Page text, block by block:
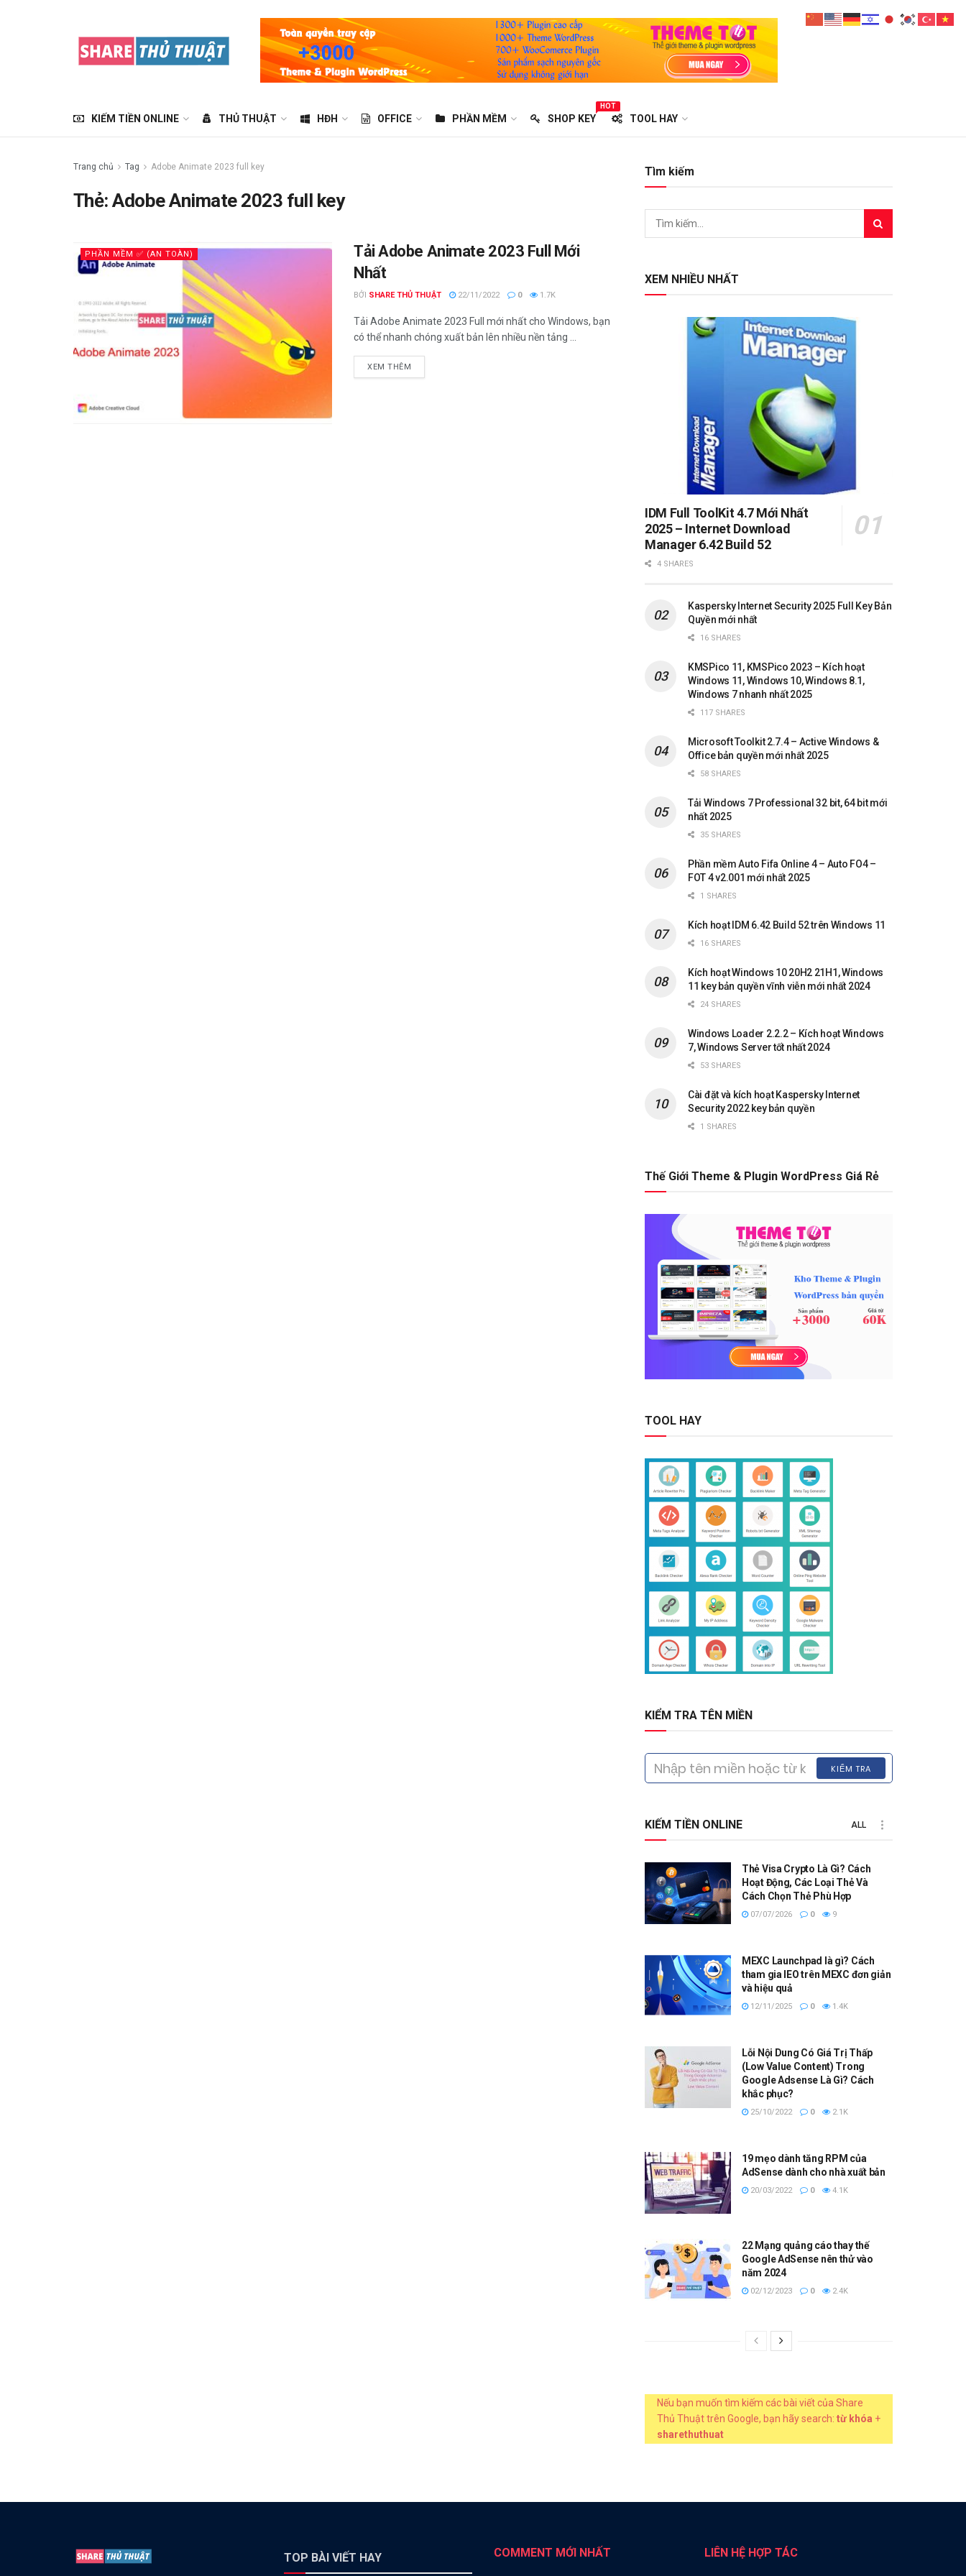
KIẾM TIỀN ONLINE THỦ THUẬT HĐH OFFICE PHẦN MỀM SHOP KEY
HOT
TOOL HAY
Trang chủ Tag Adobe Animate 2023 full key
Thẻ:Adobe Animate 2023 full key
PHẦN MỀM ✅ (AN TOÀN)
Tải Adobe Animate 2023 Full Mới
Nhất
BỞI SHARE THỦ THUẬT 22/11/2022 0 1.7K
Tải Adobe Animate 2023 Full mới nhất cho Windows, bạn
có thể nhanh chóng xuất bản lên nhiều nền tảng ...
XEM THÊM
Tìm kiếm
XEM NHIỀU NHẤT
IDM Full ToolKit 4.7 Mới Nhất
2025 – Internet Download
Manager 6.42 Build 52
4 SHARES
Kaspersky Internet Security 2025 Full Key Bản
Quyền mới nhất
16 SHARES
KMSPico 11, KMSPico 2023 – Kích hoạt
Windows 11, Windows 10, Windows 8.1,
Windows 7 nhanh nhất 2025
117 SHARES
Microsoft Toolkit 2.7.4 – Active Windows &
Office bản quyền mới nhất 2025
58 SHARES
Tải Windows 7 Professional 32 bit, 64 bit mới
nhất 2025
35 SHARES
Phần mềm Auto Fifa Online 4 – Auto FO4 –
FOT 4 v2.001 mới nhất 2025
1 SHARES
Kích hoạt IDM 6.42 Build 52 trên Windows 11
16 SHARES
Kích hoạt Windows 10 20H2 21H1, Windows
11 key bản quyền vĩnh viễn mới nhất 2024
24 SHARES
Windows Loader 2.2.2 – Kích hoạt Windows
7, Windows Server tốt nhất 2024
53 SHARES
Cài đặt và kích hoạt Kaspersky Internet
Security 2022 key bản quyền
1 SHARES
Thế Giới Theme & Plugin WordPress Giá Rẻ
TOOL HAY
KIỂM TRA TÊN MIỀN
KIỂM TRA
KIẾM TIỀN ONLINE ALL
Thẻ Visa Crypto Là Gì? Cách
Hoạt Động, Các Loại Thẻ Và
Cách Chọn Thẻ Phù Hợp
07/07/2026 0 9
MEXC Launchpad là gì? Cách
tham gia IEO trên MEXC đơn giản
và hiệu quả
12/11/2025 0 1.4K
Lỗi Nội Dung Có Giá Trị Thấp
(Low Value Content) Trong
Google Adsense Là Gì? Cách
khắc phục?
25/10/2022 0 2.1K
19 mẹo dành tăng RPM của
AdSense dành cho nhà xuất bản
20/03/2022 0 4.1K
22 Mạng quảng cáo thay thế
Google AdSense nên thử vào
năm 2024
02/12/2023 0 2.4K
Nếu bạn muốn tìm kiếm các bài viết của Share
Thủ Thuật trên Google, bạn hãy search: từ khóa +
sharethuthuat
TOP BÀI VIẾT HAY COMMENT MỚI NHẤT LIÊN HỆ HỢP TÁC